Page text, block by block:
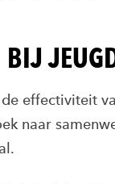
BIJ
effectiviteit
naar